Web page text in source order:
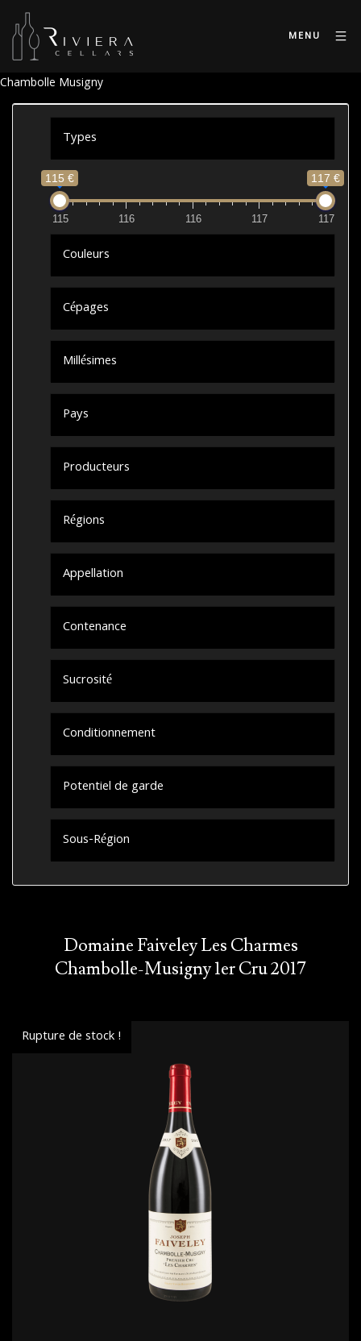
MENU
Chambolle Musigny
Types
115 € 117 €
115 116 116 117 117
Couleurs
Cépages
Millésimes
Pays
Producteurs
Régions
Appellation
Contenance
Sucrosité
Conditionnement
Potentiel de garde
Sous-Région
Domaine Faiveley Les Charmes
Chambolle-Musigny 1er Cru 2017
Rupture de stock !